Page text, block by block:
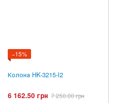
−15%
Колона HK-3215-I2
6 162.50 грн 7 250.00 грн